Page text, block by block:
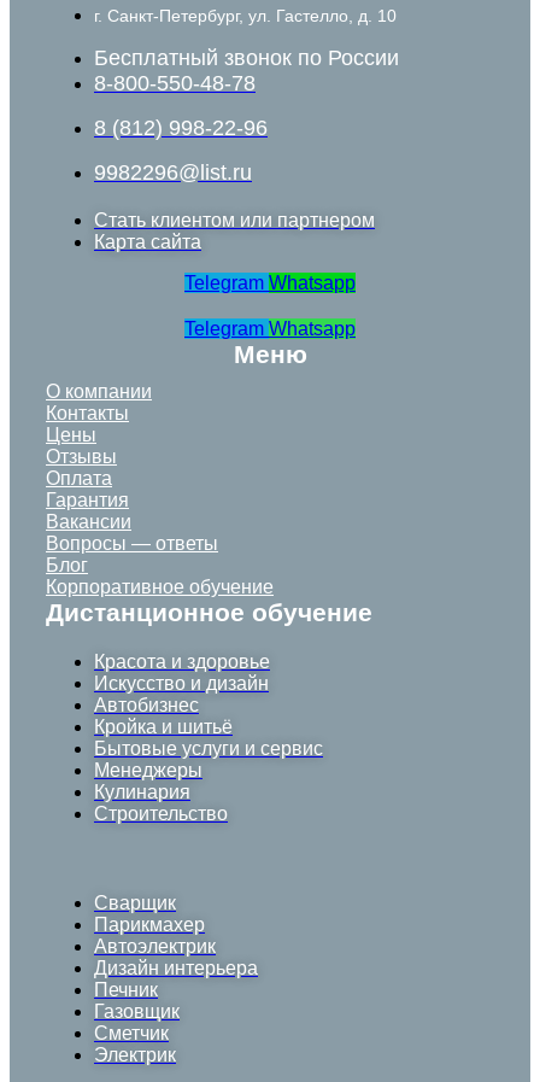
г. Санкт-Петербург, ул. Гастелло, д. 10
Бесплатный звонок по России
8-800-550-48-78
8 (812) 998-22-96
9982296@list.ru
Стать клиентом или партнером
Карта сайта
Telegram Whatsapp
Telegram Whatsapp
Меню
О компании
Контакты
Цены
Отзывы
Оплата
Гарантия
Вакансии
Вопросы — ответы
Блог
Корпоративное обучение
Дистанционное обучение
Красота и здоровье
Искусство и дизайн
Автобизнес
Кройка и шитьё
Бытовые услуги и сервис
Менеджеры
Кулинария
Строительство
Сварщик
Парикмахер
Автоэлектрик
Дизайн интерьера
Печник
Газовщик
Сметчик
Электрик